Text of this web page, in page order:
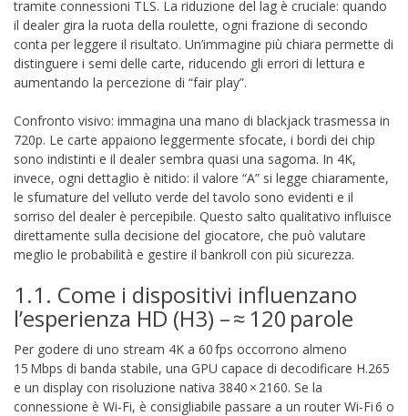
tramite connessioni TLS. La riduzione del lag è cruciale: quando
il dealer gira la ruota della roulette, ogni frazione di secondo
conta per leggere il risultato. Un’immagine più chiara permette di
distinguere i semi delle carte, riducendo gli errori di lettura e
aumentando la percezione di “fair play”.
Confronto visivo: immagina una mano di blackjack trasmessa in
720p. Le carte appaiono leggermente sfocate, i bordi dei chip
sono indistinti e il dealer sembra quasi una sagoma. In 4K,
invece, ogni dettaglio è nitido: il valore “A” si legge chiaramente,
le sfumature del velluto verde del tavolo sono evidenti e il
sorriso del dealer è percepibile. Questo salto qualitativo influisce
direttamente sulla decisione del giocatore, che può valutare
meglio le probabilità e gestire il bankroll con più sicurezza.
1.1. Come i dispositivi influenzano
l’esperienza HD (H3) – ≈ 120 parole
Per godere di uno stream 4K a 60 fps occorrono almeno
15 Mbps di banda stabile, una GPU capace di decodificare H.265
e un display con risoluzione nativa 3840 × 2160. Se la
connessione è Wi‑Fi, è consigliabile passare a un router Wi‑Fi 6 o